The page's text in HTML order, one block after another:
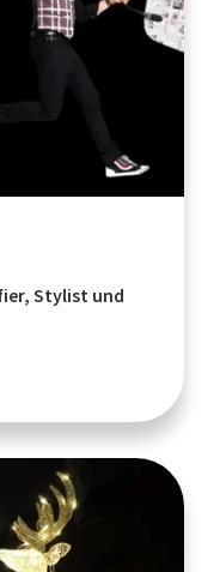
Stylist und